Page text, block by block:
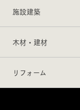
施設建築
木材・建材
リフォーム